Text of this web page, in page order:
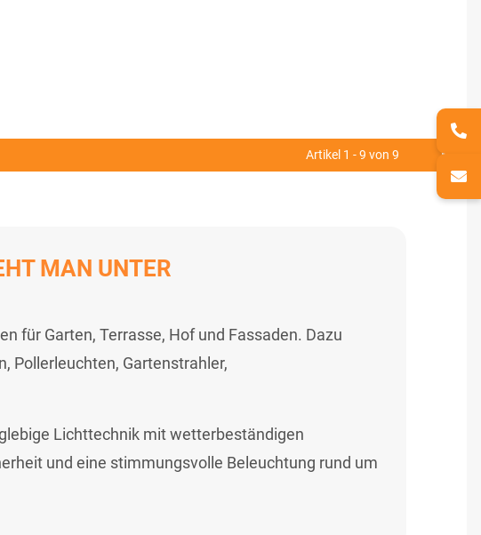
Artikel 1 - 9 von 9
MAN UNTER
für Garten, Terrasse, Hof und Fassaden. Dazu
Pollerleuchten, Gartenstrahler,
Lichttechnik mit wetterbeständigen
und eine stimmungsvolle Beleuchtung rund um